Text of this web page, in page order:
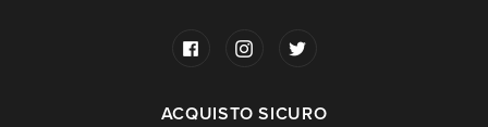
ACQUISTO SICURO